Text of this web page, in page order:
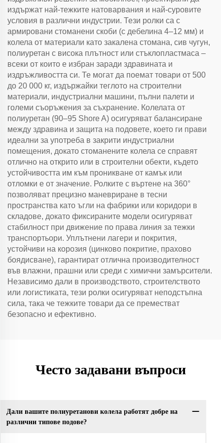
издържат най-тежките натоварвания и най-суровите
условия в различни индустрии. Тези ролки са с
армировани стоманени скоби (с дебелина 4–12 мм) и
колела от материали като закалена стомана, сив чугун,
полиуретан с висока плътност или стъклопластмаса –
всеки от които е избран заради здравината и
издръжливостта си. Те могат да поемат товари от 500
до 20 000 кг, издържайки теглото на строителни
материали, индустриални машини, пълни палети и
големи съоръжения за съхранение. Колелата от
полиуретан (90–95 Shore A) осигуряват балансиране
между здравина и защита на подовете, което ги прави
идеални за употреба в закрити индустриални
помещения, докато стоманените колела се справят
отлично на открито или в строителни обекти, където
устойчивостта им към проникване от камък или
отломки е от значение. Ролките с въртене на 360°
позволяват прецизно маневриране в тесни
пространства като ъгли на фабрики или коридори в
складове, докато фиксираните модели осигуряват
стабилност при движение по права линия за тежки
транспортьори. Уплътнени лагери и покрития,
устойчиви на корозия (цинково покритие, прахово
боядисване), гарантират отлична производителност
във влажни, прашни или среди с химични замърсители.
Независимо дали в производството, строителството
или логистиката, тези ролки осигуряват неподстъпна
сила, така че тежките товари да се преместват
безопасно и ефективно.
Често задавани въпроси
Дали вашите полиуретанови колела работят добре на
различни типове подове?